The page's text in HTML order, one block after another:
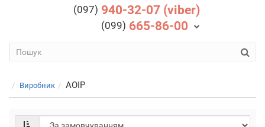
(097) 940-32-07 (viber)
(099) 665-86-00
Виробник AOIP